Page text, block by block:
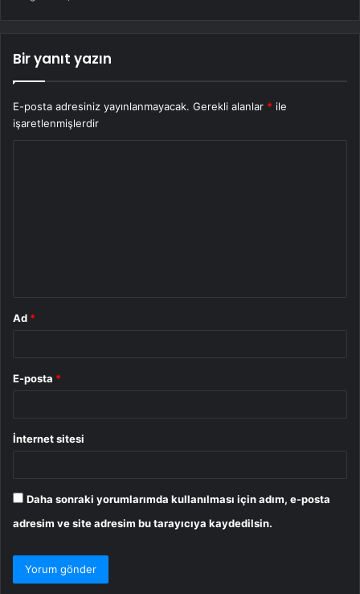
Bir yanıt yazın
E-posta adresiniz yayınlanmayacak. Gerekli alanlar * ile
işaretlenmişlerdir
Ad *
E-posta *
İnternet sitesi
Daha sonraki yorumlarımda kullanılması için adım, e-posta
adresim ve site adresim bu tarayıcıya kaydedilsin.